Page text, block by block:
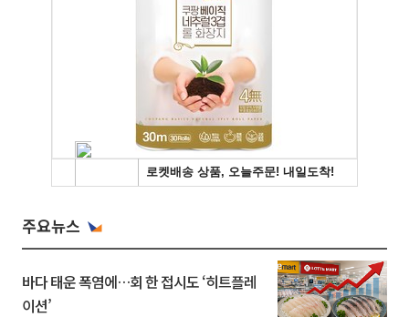
주요뉴스
바다 태운 폭염에…회 한 접시도 ‘히트플레
이션’